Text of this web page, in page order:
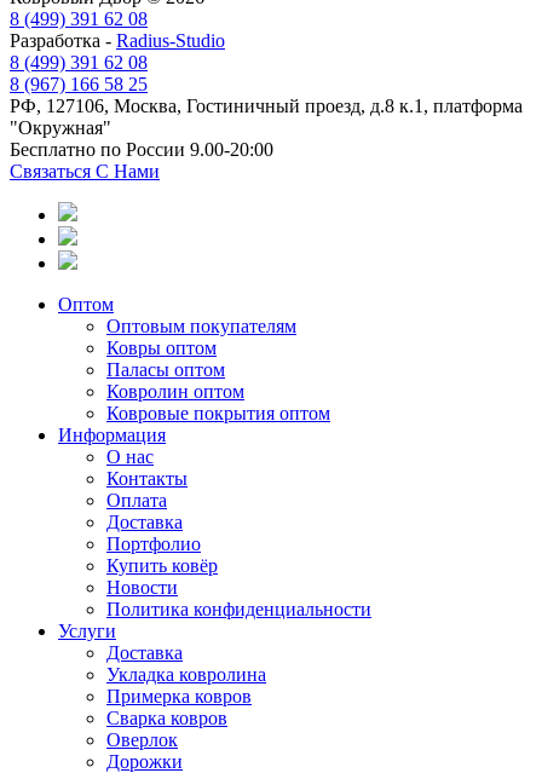
8 (499) 391 62 08
Разработка - Radius-Studio
8 (499) 391 62 08
8 (967) 166 58 25
РФ, 127106, Москва, Гостиничный проезд, д.8 к.1, платформа
"Окружная"
Бесплатно по России 9.00-20:00
Связаться С Нами
Оптом
Оптовым покупателям
Ковры оптом
Паласы оптом
Ковролин оптом
Ковровые покрытия оптом
Информация
О нас
Контакты
Оплата
Доставка
Портфолио
Купить ковёр
Новости
Политика конфиденциальности
Услуги
Доставка
Укладка ковролина
Примерка ковров
Сварка ковров
Оверлок
Дорожки